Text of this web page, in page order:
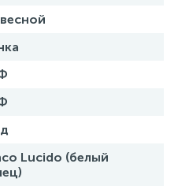
Lucido (белый